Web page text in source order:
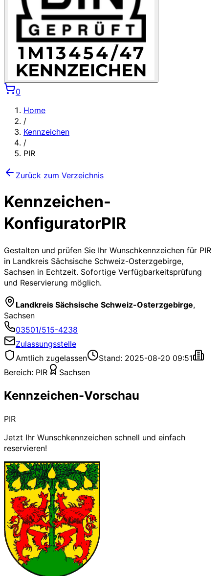
0
Home
/
Kennzeichen
/
PIR
Zurück zum Verzeichnis
Kennzeichen-
KonfiguratorPIR
Gestalten und prüfen Sie Ihr Wunschkennzeichen für PIR
in Landkreis Sächsische Schweiz-Osterzgebirge,
Sachsen in Echtzeit. Sofortige Verfügbarkeitsprüfung
und Reservierung möglich.
Landkreis Sächsische Schweiz-Osterzgebirge,
Sachsen
03501/515-4238
Zulassungsstelle
Amtlich zugelassen
Stand: 2025-08-20 09:51
Bereich: PIR Sachsen
Kennzeichen-Vorschau
PIR
Jetzt Ihr Wunschkennzeichen schnell und einfach
reservieren!